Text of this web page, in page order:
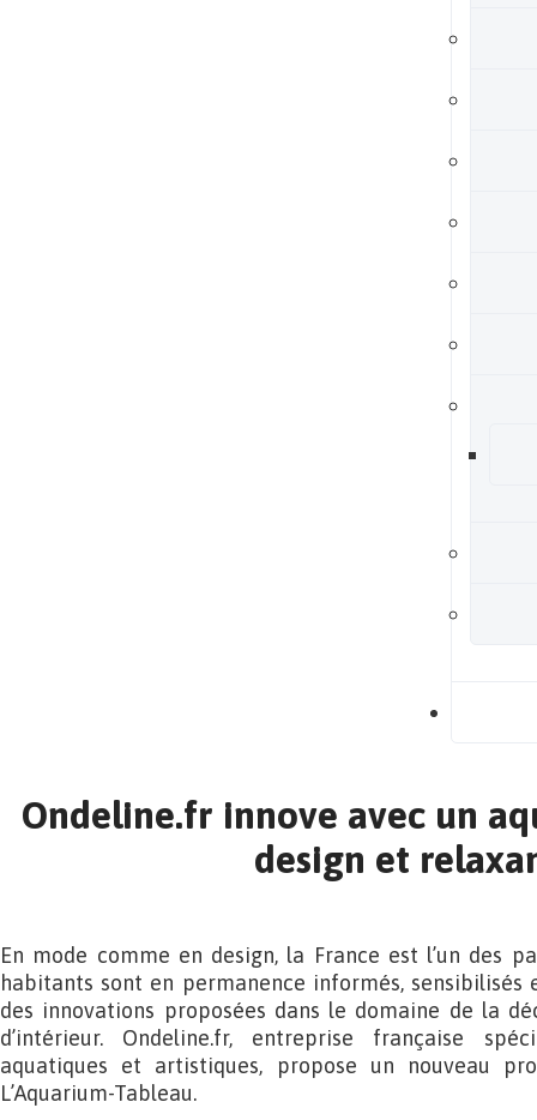
Ondeline.fr innove avec un
design et
En mode comme en design, la France est l’un des
habitants sont en permanence informés,
des innovations proposées dans le domaine de la
d’intérieur. Ondeline.fr, entreprise française
aquatiques et artistiques, propose un nouveau
L’Aquarium-Tableau.